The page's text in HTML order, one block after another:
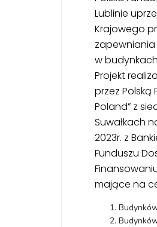
Lublinie
Krajowego
w
Projekt
przez
Poland” z
Suwałkach
2023r. z
Funduszu
mające na